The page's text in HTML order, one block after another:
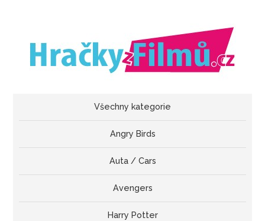
Všechny kategorie
Angry Birds
Auta / Cars
Avengers
Harry Potter